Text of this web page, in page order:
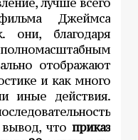
Джеймса
они, благодаря
отображают
и как много
иные действия.
что приказ